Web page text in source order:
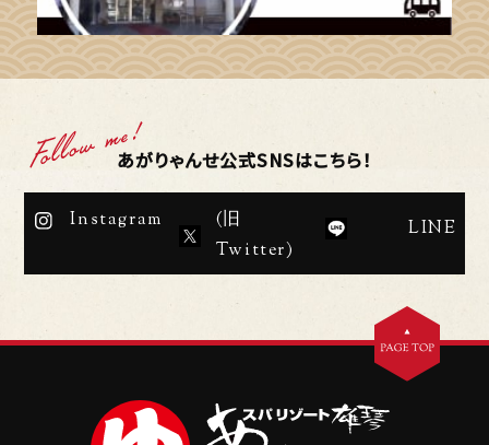
あがりゃんせ公式SNSはこちら！
Instagram
(旧
Twitter)
LINE